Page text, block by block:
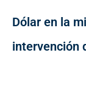
Dólar en la
intervención